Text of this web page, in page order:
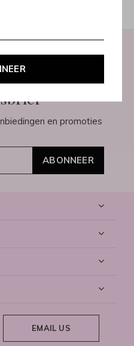
voor onze
en promoties
ABONNEER
EMAIL US